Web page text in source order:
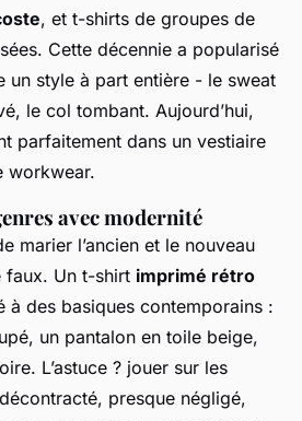
, et t-shirts de groupes de
Cette décennie a popularisé
un style à part entière - le sweat
le col tombant. Aujourd’hui,
parfaitement dans un vestiaire
workwear.
avec modernité
marier l’ancien et le nouveau
faux. Un t-shirt imprimé rétro
à des basiques contemporains :
un pantalon en toile beige,
L’astuce ? jouer sur les
presque négligé,